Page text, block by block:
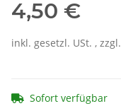
4,50 €
inkl. gesetzl. USt. , zzgl.
Sofort verfügbar